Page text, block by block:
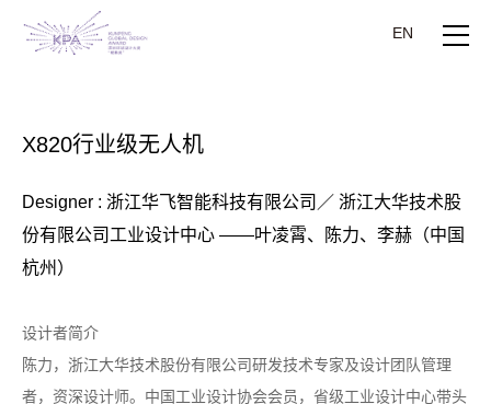
EN
X820行业级无人机
Designer : 浙江华飞智能科技有限公司／ 浙江大华技术股
份有限公司工业设计中心 ——叶凌霄、陈力、李赫（中国
杭州）
设计者简介
陈力，浙江大华技术股份有限公司研发技术专家及设计团队管理
者，资深设计师。中国工业设计协会会员，省级工业设计中心带头